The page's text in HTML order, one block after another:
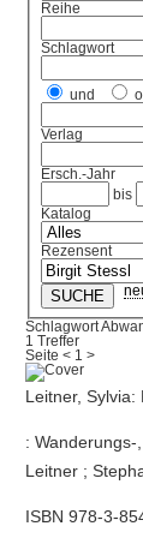
Reihe
Schlagwort
und
Verlag
Ersch.-Jahr
bis
Katalog
Rezensent
Schlagwort
1 Treffer
Seite< 1 >
Leitner,
:
Leitner ;
ISBN 978-3-